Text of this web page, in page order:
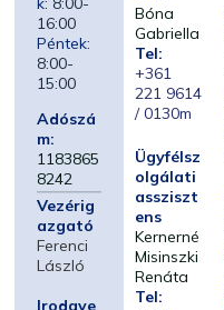
16:00
Péntek:
8:00-
15:00
Adószá
m:
1183865
8242
Vezérig
azgató
Ferenci
László
Irodave
Bóna
Gabriella
Tel:
+361
221 9614
/ 0130m
Ügyfélsz
olgálati
assziszt
ens
Kernerné
Misinszki
Renáta
Tel: